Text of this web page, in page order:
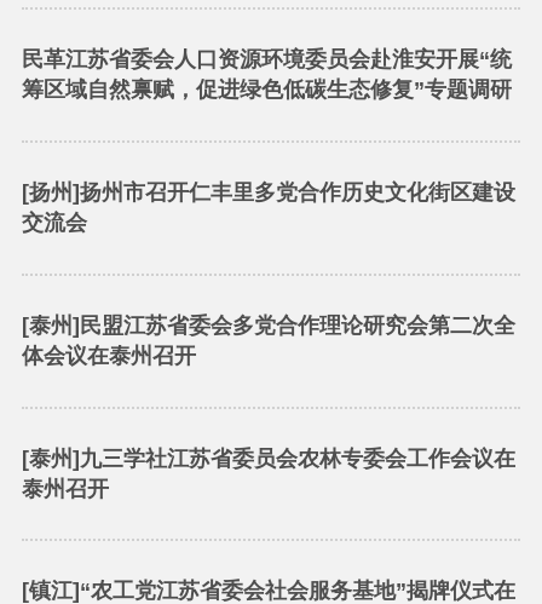
民革江苏省委会人口资源环境委员会赴淮安开展“统
筹区域自然禀赋，促进绿色低碳生态修复”专题调研
[扬州]扬州市召开仁丰里多党合作历史文化街区建设
交流会
[泰州]民盟江苏省委会多党合作理论研究会第二次全
体会议在泰州召开
[泰州]九三学社江苏省委员会农林专委会工作会议在
泰州召开
[镇江]“农工党江苏省委会社会服务基地”揭牌仪式在